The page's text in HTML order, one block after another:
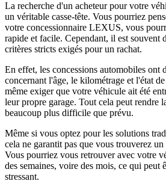
La recherche d'un acheteur pour votre
un véritable casse-tête. Vous pourriez
votre concessionnaire LEXUS, vous
rapide et facile. Cependant, il est souvent
critères stricts exigés pour un rachat.
En effet, les concessions automobiles ont
concernant l'âge, le kilométrage et l'état
même exiger que votre véhicule ait été
leur propre garage. Tout cela peut rendre
beaucoup plus difficile que prévu.
Même si vous optez pour les solutions
cela ne garantit pas que vous trouverez
Vous pourriez vous retrouver avec votre
des semaines, voire des mois, ce qui peut
stressant.